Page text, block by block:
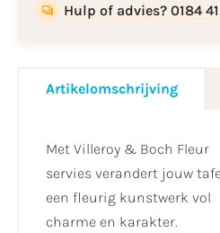
Hulp of advies? 0184 41
Artikelomschrijving
Met Villeroy & Boch Fleur
servies verandert jouw
een fleurig kunstwerk vol
charme en karakter.